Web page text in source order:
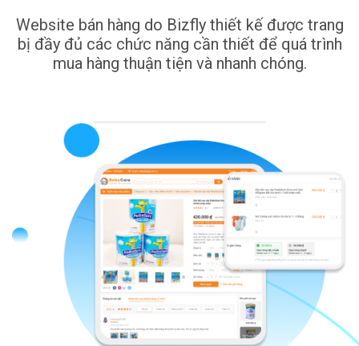
Website bán hàng do Bizfly thiết kế được trang
bị đầy đủ các chức năng cần thiết để quá trình
mua hàng thuận tiện và nhanh chóng.